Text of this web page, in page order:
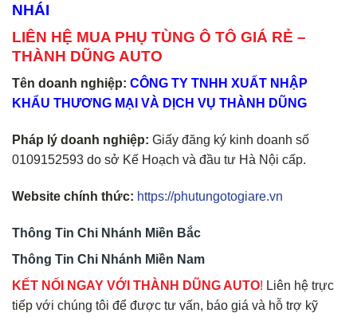
NHÁI
LIÊN HỆ MUA PHỤ TÙNG Ô TÔ GIÁ RẺ –
THÀNH DŨNG AUTO
Tên doanh nghiệp: CÔNG TY TNHH XUẤT NHẬP
KHẨU THƯƠNG MẠI VÀ DỊCH VỤ THÀNH DŨNG
Pháp lý doanh nghiệp: Giấy đăng ký kinh doanh số
0109152593 do sở Kế Hoạch và đầu tư Hà Nội cấp.
Website chính thức: https://phutungotogiare.vn
Thông Tin Chi Nhánh Miền Bắc
Thông Tin Chi Nhánh Miền Nam
KẾT NỐI NGAY VỚI THÀNH DŨNG AUTO! Liên hệ trực
tiếp với chúng tôi để được tư vấn, báo giá và hỗ trợ kỹ